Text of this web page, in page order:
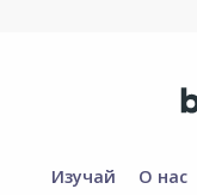
Изучай О нас